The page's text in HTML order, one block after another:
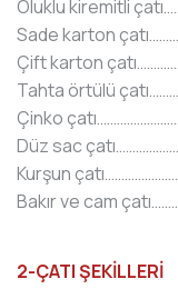
Oluklu kiremitli
Sade karton
Çift karton
Tahta örtülü
Çinko
Düz sac
Kurşun
Bakır ve cam
2-ÇATI ŞEKİLLERİ